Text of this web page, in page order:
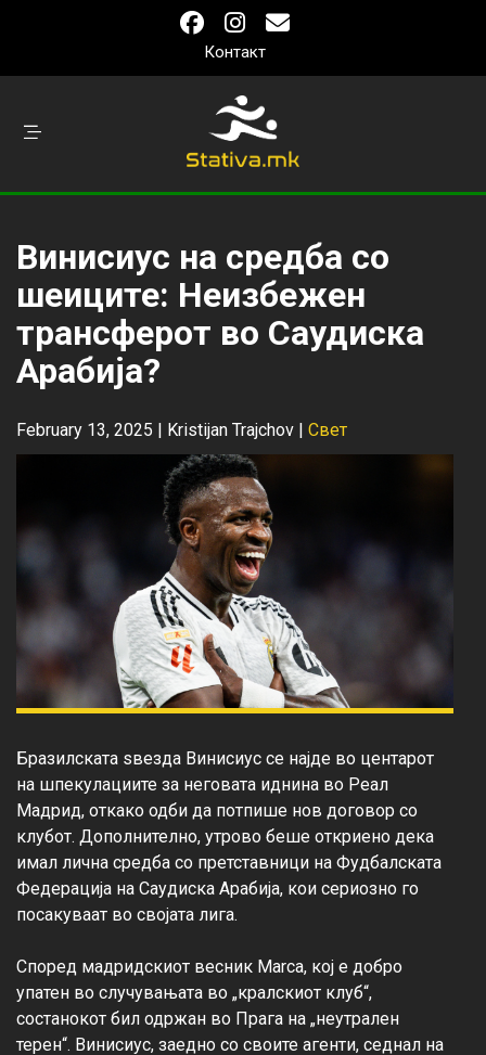
Контакт
Винисиус на средба со
шеиците: Неизбежен
трансферот во Саудиска
Арабија?
February 13, 2025 | Kristijan Trajchov | Свет
Бразилската ѕвезда Винисиус се најде во центарот
на шпекулациите за неговата иднина во Реал
Мадрид, откако одби да потпише нов договор со
клубот. Дополнително, утрово беше откриено дека
имал лична средба со претставници на Фудбалската
Федерација на Саудиска Арабија, кои сериозно го
посакуваат во својата лига.
Според мадридскиот весник Marca, кој е добро
упатен во случувањата во „кралскиот клуб“,
состанокот бил одржан во Прага на „неутрален
терен“. Винисиус, заедно со своите агенти, седнал на